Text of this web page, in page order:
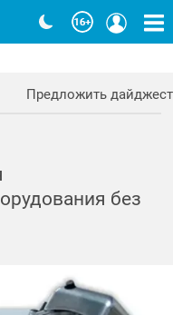
Предложить дайджест
без